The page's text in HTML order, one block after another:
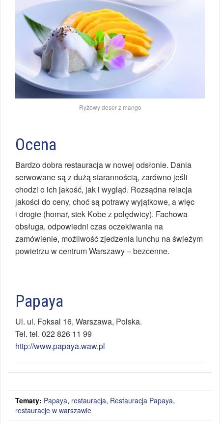
Ryżowy deser z mango
Ocena
Bardzo dobra restauracja w nowej odsłonie. Dania
serwowane są z dużą starannością, zarówno jeśli
chodzi o ich jakość, jak i wygląd. Rozsądna relacja
jakości do ceny, choć są potrawy wyjątkowe, a więc
i drogie (homar, stek Kobe z polędwicy). Fachowa
obsługa, odpowiedni czas oczekiwania na
zamówienie, możliwość zjedzenia lunchu na świeżym
powietrzu w centrum Warszawy – bezcenne.
Papaya
Ul. ul. Foksal 16, Warszawa, Polska.
Tel. tel. 022 826 11 99
http://www.papaya.waw.pl
Tematy: Papaya, restauracja, Restauracja Papaya,
restauracje w warszawie